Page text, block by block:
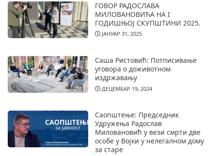
ГОВОР РАДОСЛАВА
МИЛОВАНОВИЋА НА I
ГОДИШЊОЈ СКУПШТИНИ 2025.
ЈАНУАР 31, 2025
Саша Ристовић: Потписивање
уговора о доживотном
издржавању
ДЕЦЕМБАР 19, 2024
Саопштење: Председник
Удружења Радослав
Миловановић у вези смрти две
особе у Војки у нелегалном дому
за старе